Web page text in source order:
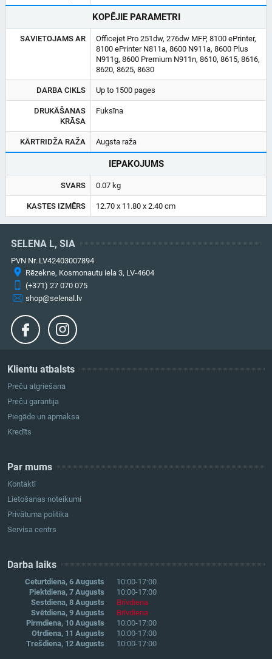
KOPĒJIE PARAMETRI
SAVIETOJAMS AR
Officejet Pro 251dw, 276dw MFP, 8100 ePrinter,
8100 ePrinter N811a, 8600 N911a, 8600 Plus
N911g, 8600 Premium N911n, 8610, 8615, 8616,
8620, 8625, 8630
DARBA CIKLS Up to 1500 pages
DRUKĀŠANAS
KRĀSA
Fuksīna
KĀRTRIDŽA RAŽA Augsta raža
IEPAKOJUMS
SVARS 0.07 kg
KASTES IZMĒRS 12.70 x 11.80 x 2.40 cm
Klientu atbalsts
Preču atgriešana
Preču garantija
Piegāde un apmaksa
Kredīts
Par mums
Kontakti
Lietošanas noteikumi
Privātuma politika
Servisa centrs
Darba laiks
Ceturtdiena, 6 Augusts
10:00-17:00
Piektdiena, 7 Augusts
10:00-17:00
Sestdiena, 8 Augusts
Brīvdiena
Svētdiena, 9 Augusts
Brīvdiena
Pirmdiena, 10 Augusts
10:00-17:00
Otrdiena, 11 Augusts
10:00-17:00
Trešdiena, 12 Augusts
10:00-17:00
SELENA L, SIA
PVN Nr. LV42403007894
Rēzekne, Kosmonautu iela 3, LV-4604
(+371) 27 070 075
shop@selenal.lv